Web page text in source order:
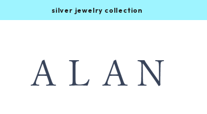
silver jewelry collection